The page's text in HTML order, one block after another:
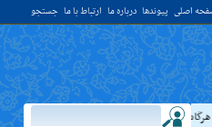
اصلی پیوندها درباره ما ارتباط با ما جستجو
دانشمندى ديدى، به او خدمت کن. ( غررالحکم ح ۴۰۴۴ )